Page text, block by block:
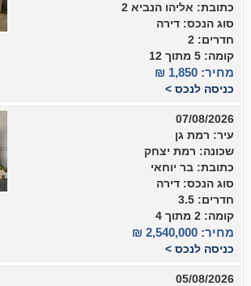
כתובת: אליהו הנביא 2
סוג הנכס: דירה
חדרים: 2
קומה: 5 מתוך 12
מחיר: 1,850 ₪
כניסה לנכס >
07/08/2026
עיר: רמת גן
שכונה: רמת יצחק
כתובת: בר יוחאי
סוג הנכס: דירה
חדרים: 3.5
קומה: 2 מתוך 4
מחיר: 2,540,000 ₪
כניסה לנכס >
05/08/2026